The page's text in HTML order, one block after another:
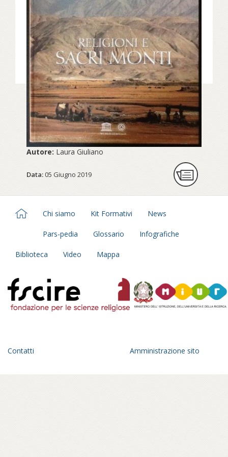
in realtà, avevano una natura
intrinsecamente diversa da quella
degli dèi dell’Olimpo.
Continua a leggere e scopri come
partecipare su fondazionesancarlo.it...
Autore: Laura Giuliano
Data:05 Giugno 2019
Chi siamo Kit Formativi News
Pars-pedia Glossario Infografiche
Biblioteca Video Mappa
Contatti Amministrazione sito